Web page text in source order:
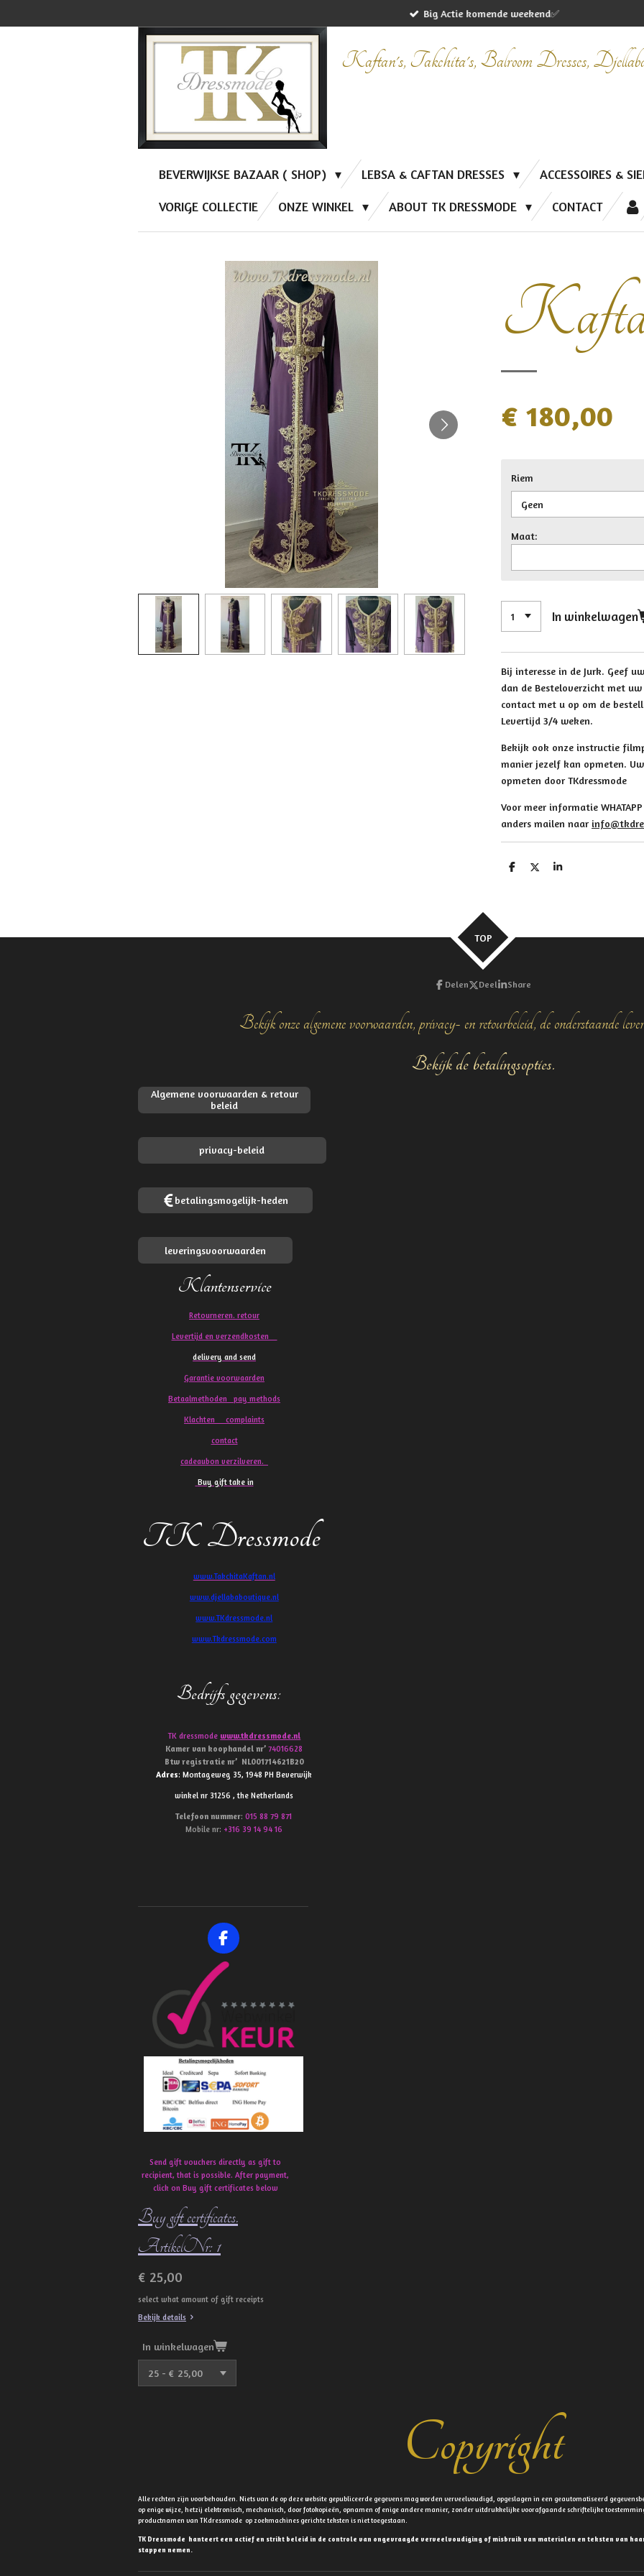
Big Actie komende weekend✅
Kaftan's, Takchita's, Balroom Dresses,
BEVERWIJKSE BAZAAR ( SHOP) LEBSA & CAFTAN DRESSES ACCESSOIRES &
VORIGE COLLECTIE ONZE WINKEL ABOUT TK DRESSMODE CONTACT
€ 180,00
Riem
Maat:
In winkelwagen
Bij interesse in de Jurk. Geef
dan de Besteloverzicht met
contact met u op om de
Levertijd 3/4 weken.
Bekijk ook onze instructie
manier jezelf kan opmeten.
opmeten door TKdressmode
Voor meer informatie
anders mailen naar
D
D
S
TOP
Delen Deel Share
Bekijk onze algemene voorwaarden, privacy- en retourbeleid, de onderstaande
Bekijk de betalingsopties.
Algemene voorwaarden & retour
beleid
privacy-beleid
betalingsmogelijk-heden
leveringsvoorwaarden
Klantenservice
Retourneren. retour
Levertijd en verzendkosten
delivery and send
Garantie voorwaarden
Betaalmethoden pay methods
Klachten complaints
contact
cadeaubon verzilveren.
Buy gift take in
TK Dressmode
www.TakchitaKaftan.nl
www.djellababoutique.nl
www.TKdressmode.nl
www.Tkdressmode.com
Bedrijfs gegevens:
TK dressmode www.tkdressmode.nl
Kamer van koophandelnr’ 74016628
Btw registratie nr’ NL001714621B20
Adres: Montageweg 35, 1948 PH Beverwijk
winkel nr 31256 , the Netherlands
Telefoon nummer: 015 88 79 871
Mobile nr: +316 39 14 94 16
F
a
c
b
o
k
Send gift vouchers directly as gift to
recipient, that is possible. After payment,
click on Buy gift certificates below
Buy gift certificates.
ArtikelNr: 1
€ 25,00
select what amount of gift receipts
Bekijk details
In winkelwagen
Copyright
Alle rechten zijn voorbehouden. Niets van de op deze website gepubliceerde gegevens mag worden verveelvoudigd, opgeslagen in een geautomatiseerd
op enige wijze, hetzij elektronisch, mechanisch, door fotokopieën, opnamen of enige andere manier, zonder uitdrukkelijke voorafgaande schriftelijke
productnamen van TKdressmode op zoekmachines gerichte teksten is niet toegestaan.
TK Dressmode hanteert een actief en strikt beleid in de controle van ongevraagde verveelvoudiging of misbruik van materialen en teksten van
stappen nemen.